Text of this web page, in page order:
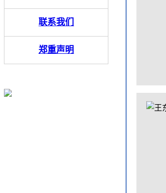
联系我们
郑重声明